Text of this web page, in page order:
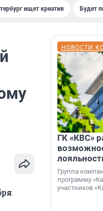
ищет креатив Будет
НОВОСТИ
ГК «КВС»
Группа
программу
участников